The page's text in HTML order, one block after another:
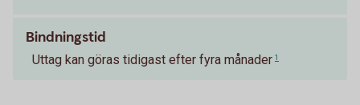
Bindningstid
Uttag kan göras tidigast efter fyra månader 1